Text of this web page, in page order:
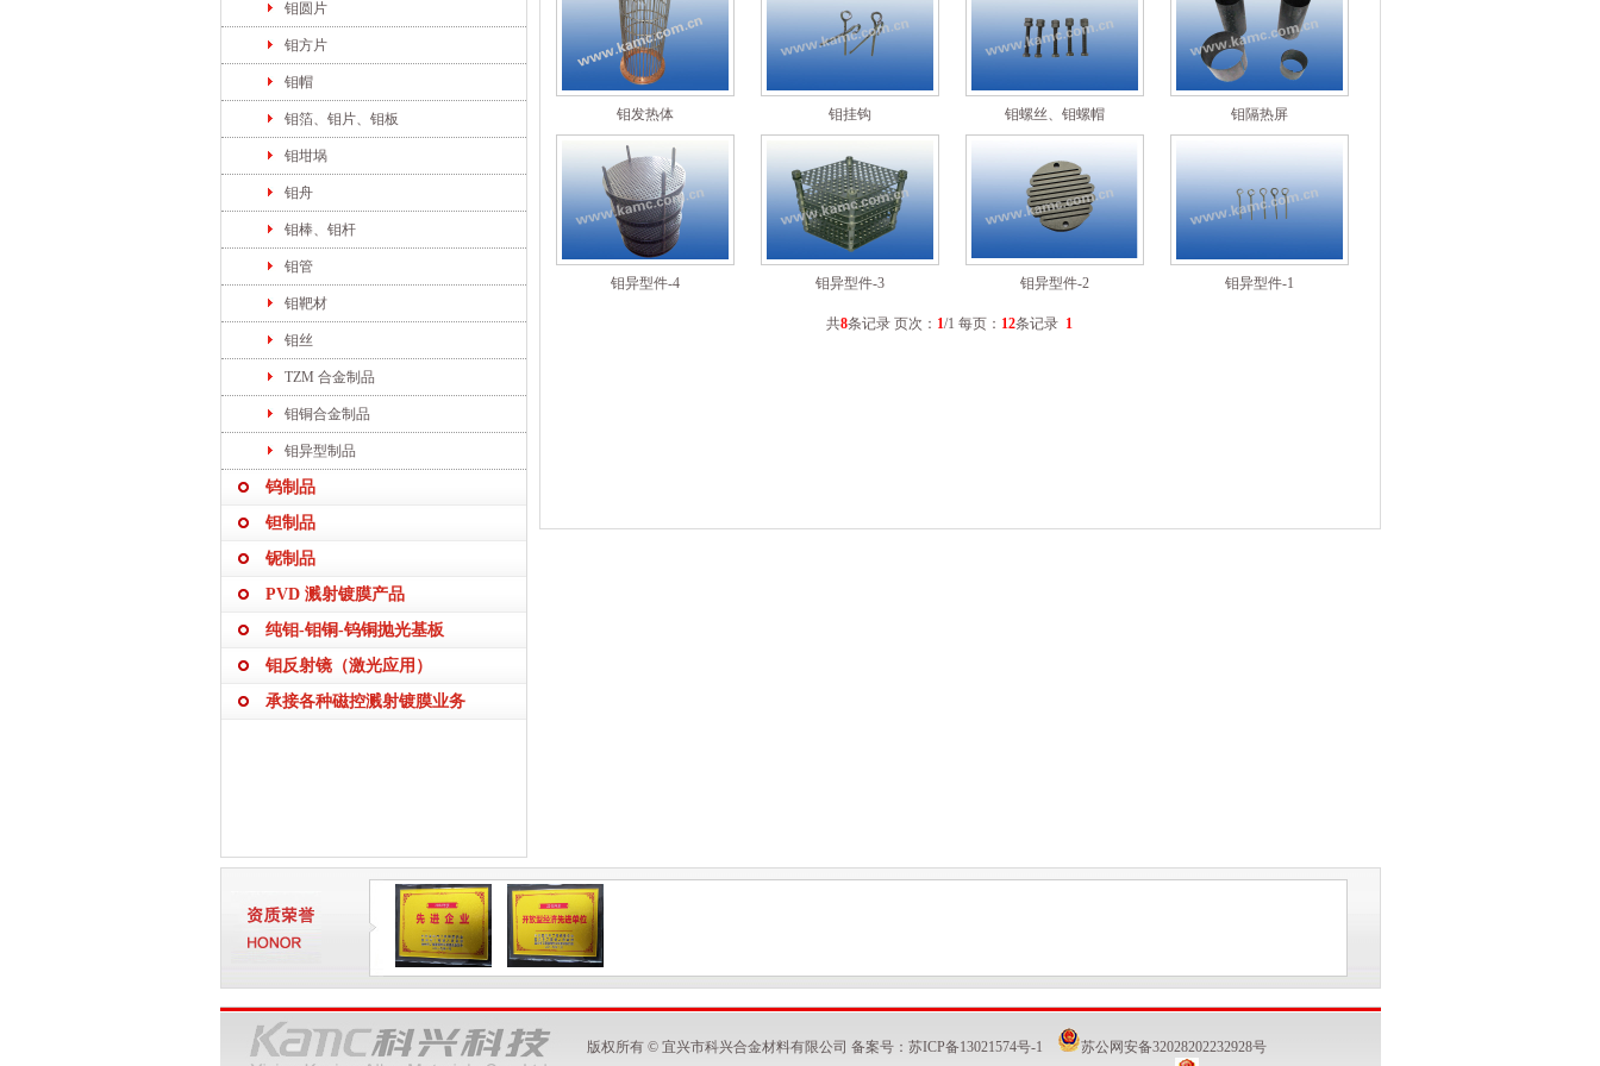
钼圆片
钼方片
钼帽
钼箔、钼片、钼板
钼坩埚
钼舟
钼棒、钼杆
钼管
钼靶材
钼丝
TZM 合金制品
钼铜合金制品
钼异型制品
钨制品
钽制品
铌制品
PVD 溅射镀膜产品
纯钼-钼铜-钨铜抛光基板
钼反射镜（激光应用）
承接各种磁控溅射镀膜业务
钼发热体 钼挂钩 钼螺丝、钼螺帽 钼隔热屏
钼异型件-4 钼异型件-3 钼异型件-2 钼异型件-1
共8条记录 页次： 1/1 每页： 12条记录 1
版权所有 © 宜兴市科兴合金材料有限公司 备案号： 苏ICP备13021574号-1 苏公网安备32028202232928号